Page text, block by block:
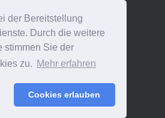
der Bereitstellung
Durch die weitere
stimmen Sie der
zu. Mehr erfahren
Cookies erlauben